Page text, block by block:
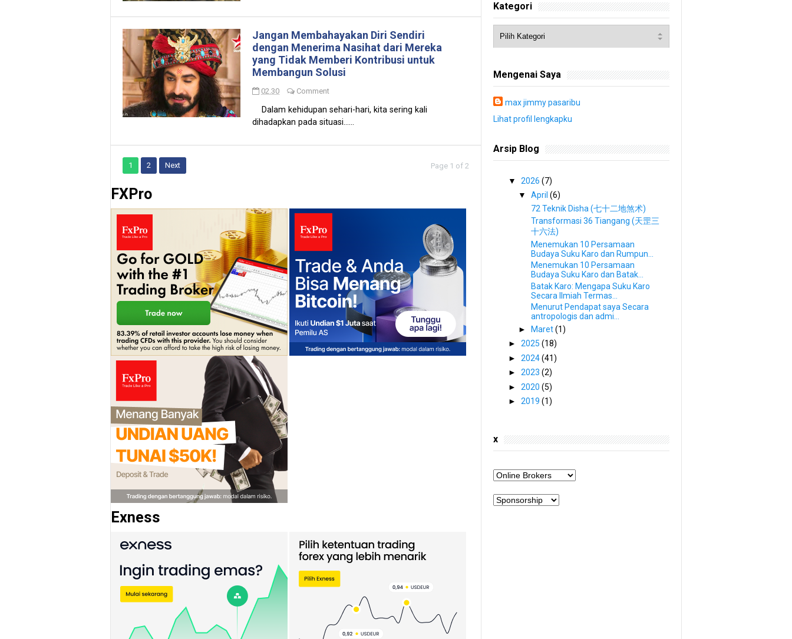
Jangan Membahayakan Diri Sendiri
dengan Menerima Nasihat dari Mereka
yang Tidak Memberi Kontribusi untuk
Membangun Solusi
02.30 Comment
Dalam kehidupan sehari-hari, kita sering kali
dihadapkan pada situasi......
Page 1 of 2
1 2 Next
FXPro
Exness
Kategori
Mengenai Saya
max jimmy pasaribu
Lihat profil lengkapku
Arsip Blog
▼2026(7)
▼ April (6)
72 Teknik Disha (七十二地煞术)
Transformasi 36 Tiangang (天罡三
十六法)
Menemukan 10 Persamaan
Budaya Suku Karo dan Rumpun...
Menemukan 10 Persamaan
Budaya Suku Karo dan Batak...
Batak Karo: Mengapa Suku Karo
Secara Ilmiah Termas...
Menurut Pendapat saya Secara
antropologis dan admi...
►
Maret(1)
►2025(18)
►2024(41)
►2023(2)
►2020(5)
►2019(1)
x